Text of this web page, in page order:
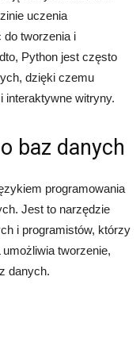
uczenia
do tworzenia i
Python jest często
dzięki czemu
interaktywne witryny.
baz danych
programowania
Jest to narzędzie
i programistów, którzy
tworzenie,
danych.